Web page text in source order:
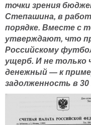
точки зрения
Степашина, в
порядке. Вместе с
утверждают, что
Российскому
ущерб. И не только
денежный — к
задолженность в